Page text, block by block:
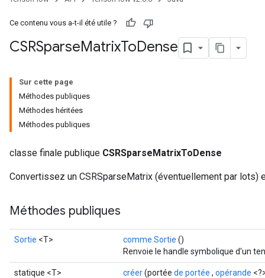
Ce contenu vous a-t-il été utile ?
CSRSparseMatrixToDense
Sur cette page
Méthodes publiques
Méthodes héritées
Méthodes publiques
classe finale publique CSRSparseMatrixToDense
Convertissez un CSRSparseMatrix (éventuellement par lots)
Méthodes publiques
Sortie <T> comme Sortie ()
Renvoie le handle symbolique d'un
statique <T>
créer(portée de portée , opérande